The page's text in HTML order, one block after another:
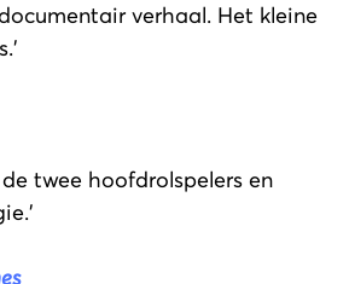
verhaal. Het kleine
twee hoofdrolspelers en